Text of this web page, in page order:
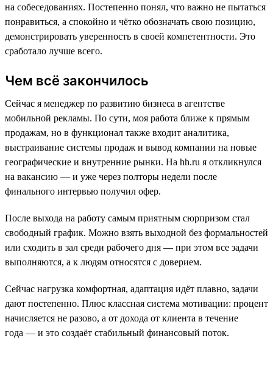
на собеседованиях. Постепенно понял, что важно не пытаться
понравиться, а спокойно и чётко обозначать свою позицию,
демонстрировать уверенность в своей компетентности. Это
сработало лучше всего.
Чем всё закончилось
Сейчас я менеджер по развитию бизнеса в агентстве
мобильной рекламы. По сути, моя работа ближе к прямым
продажам, но в функционал также входит аналитика,
выстраивание системы продаж и вывод компании на новые
географические и внутренние рынки. На hh.ru я откликнулся
на вакансию — и уже через полторы недели после
финального интервью получил офер.
После выхода на работу самым приятным сюрпризом стал
свободный график. Можно взять выходной без формальностей
или сходить в зал среди рабочего дня — при этом все задачи
выполняются, а к людям относятся с доверием.
Сейчас нагрузка комфортная, адаптация идёт плавно, задачи
дают постепенно. Плюс классная система мотивации: процент
начисляется не разово, а от дохода от клиента в течение
года — и это создаёт стабильный финансовый поток.